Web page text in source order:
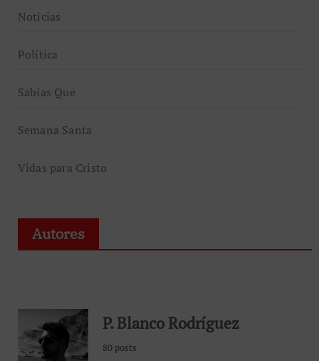
Noticias
Política
Sabías Que
Semana Santa
Vidas para Cristo
Autores
P. Blanco Rodríguez
80 posts